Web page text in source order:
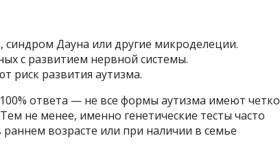
Дауна или другие микроделеции.
с развитием нервной системы.
развития аутизма.
ответа — не все формы аутизма имеют четко
не менее, именно генетические тесты часто
возрасте или при наличии в семье